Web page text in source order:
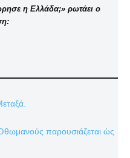
η Ελλάδα;» ρωτάει ο
παρουσιάζεται ὡς